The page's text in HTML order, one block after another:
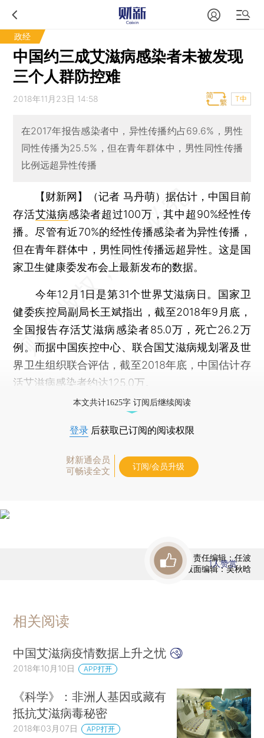
政经
中国约三成艾滋病感染者未被发现
三个人群防控难
2018年11月23日 14:58 T中
在2017年报告感染者中，异性传播约占69.6%，男性
同性传播为25.5%，但在青年群体中，男性同性传播
比例远超异性传播
【财新网】（记者 马丹萌） 据估计，中国目前
存活艾滋病感染者超过100万，其中超90%经性传
播。尽管有近70%的经性传播感染者为异性传播，
但在青年群体中，男性同性传播远超异性。这是国
家卫生健康委发布会上最新发布的数据。
今年12月1日是第31个世界艾滋病日。国家卫
健委疾控局副局长王斌指出，截至2018年9月底，
全国报告存活艾滋病感染者85.0万，死亡26.2万
例。而据中国疾控中心、联合国艾滋病规划署及世
界卫生组织联合评估，截至2018年底，中国估计存
活艾滋病感染者约达125.0万。
本文共计1625字 订阅后继续阅读
登录 后获取已订阅的阅读权限
财新通会员
可畅读全文
订阅/会员升级
责任编辑：任波
版面编辑：吴秋晗
1人赞赏
相关阅读
中国艾滋病疫情数据上升之忧
2018年10月10日 APP打开
《科学》：非洲人基因或藏有
抵抗艾滋病毒秘密
2018年03月07日 APP打开